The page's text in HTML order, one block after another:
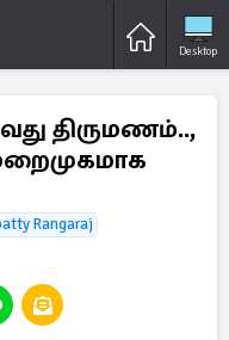
Desktop
திருமணம்..,
Rangaraj